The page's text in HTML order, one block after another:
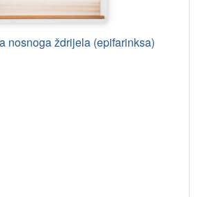
nosnoga ždrijela (epifarinksa)